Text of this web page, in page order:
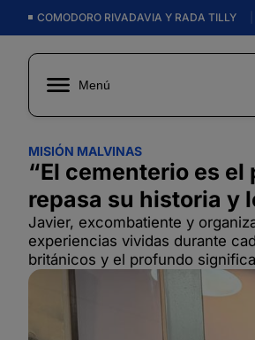
COMODORO RIVADAVIA Y RADA TILLY
Menú
MISIÓN MALVINAS
“El cementerio es
repasa su historia y
Javier, excombatiente y
experiencias vividas durante
británicos y el profundo